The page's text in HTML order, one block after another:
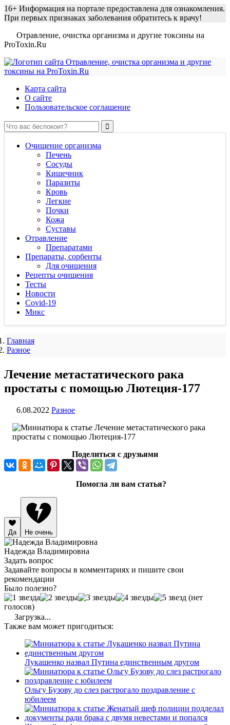
16+ Информация на портале предоставлена для ознакомления.
При первых признаках заболевания обратитесь к врачу!
Отравление, очистка организма и другие токсины на
ProToxin.Ru
Карта сайта
О сайте
Пользовательское соглашение
Очищение организма
Печень
Сосуды
Кишечник
Паразиты
Кровь
Легкие
Почки
Кожа
Суставы
Отравление
Препаратами
Препараты, сорбенты
Для очищения
Рецепты очищения
Тесты
Новости
Covid-19
Микс
Главная
Разное
Лечение метастатического рака
простаты с помощью Лютеция-177
6.08.2022 Разное
Поделиться с друзьями
Помогла ли вам статья?
Да Не очень
Надежда Владимировна
Задать вопрос
Задавайте вопросы в комментариях и пишите свои
рекомендации
Было полезно?
(нет
голосов)
Загрузка...
Также вам может пригодиться:
Лукашенко назвал Путина единственным другом
Ольгу Бузову до слез растрогало поздравление с
юбилеем